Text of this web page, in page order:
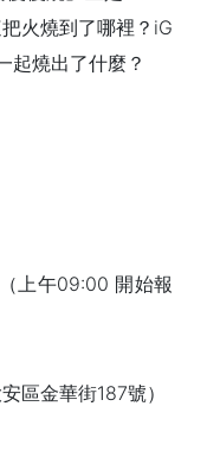
火燒到了哪裡？iG
起燒出了什麼？
上午09:00 開始報
區金華街187號）